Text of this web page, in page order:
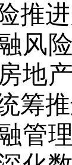
推
风
地
筹
管